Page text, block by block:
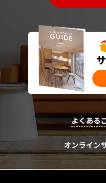
よくある
オンライン